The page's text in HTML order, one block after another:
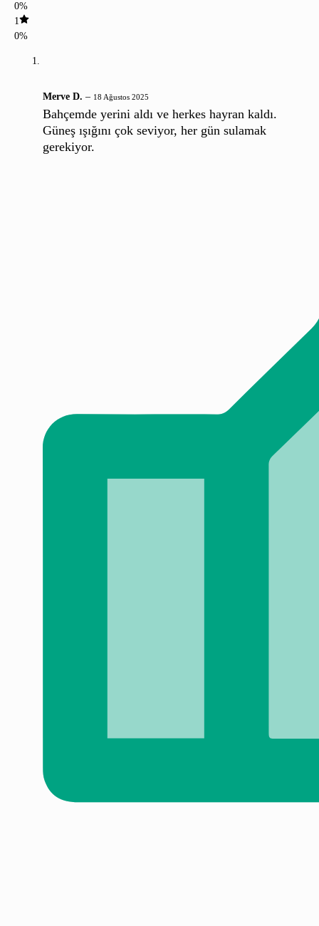
0%
1
0%
Merve D. – 18 Ağustos 2025
Bahçemde yerini aldı ve herkes hayran kaldı.
Güneş ışığını çok seviyor, her gün sulamak
gerekiyor.